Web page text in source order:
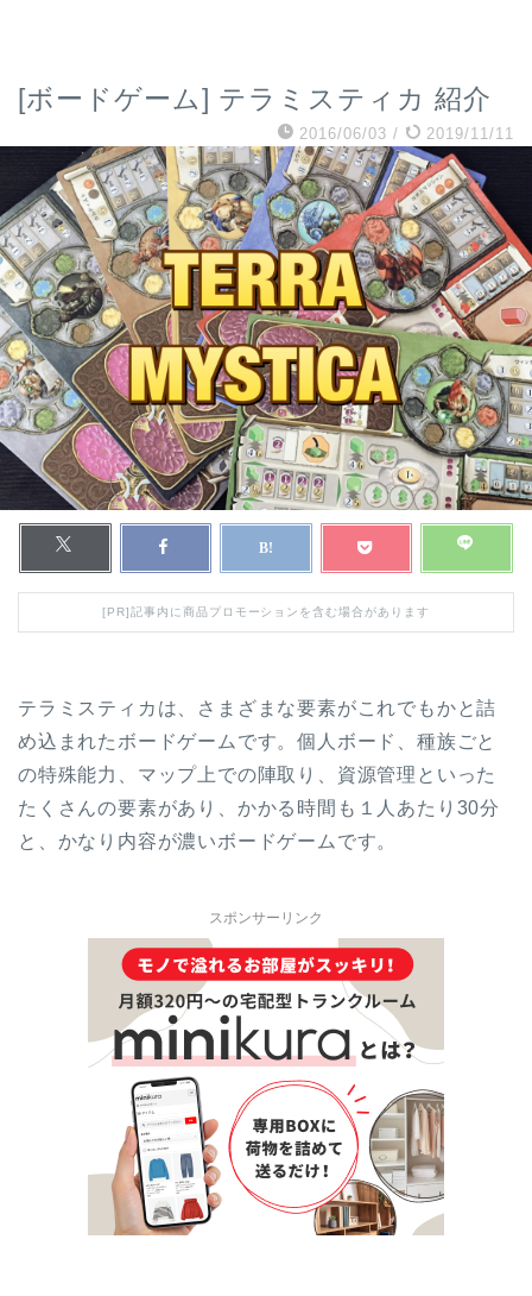
[ボードゲーム] テラミスティカ 紹介
2016/06/03 / 2019/11/11
[PR]記事内に商品プロモーションを含む場合があります
テラミスティカは、さまざまな要素がこれでもかと詰
め込まれたボードゲームです。個人ボード、種族ごと
の特殊能力、マップ上での陣取り、資源管理といった
たくさんの要素があり、かかる時間も１人あたり30分
と、かなり内容が濃いボードゲームです。
スポンサーリンク